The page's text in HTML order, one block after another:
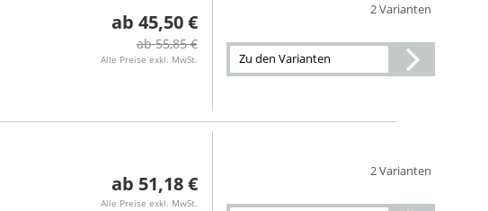
45,50 €
55,85 €
Alle Preise exkl. MwSt.
2 Varianten
Zu den Varianten
51,18 €
Alle Preise exkl. MwSt.
2 Varianten